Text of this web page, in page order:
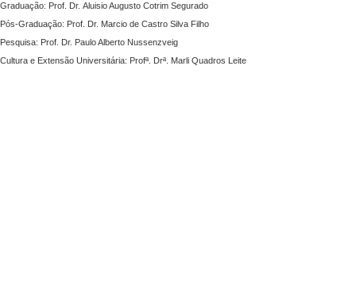
Graduação: Prof. Dr. Aluisio Augusto Cotrim Segurado
Pós-Graduação: Prof. Dr. Marcio de Castro Silva Filho
Pesquisa: Prof. Dr. Paulo Alberto Nussenzveig
Cultura e Extensão Universitária: Profª. Drª. Marli Quadros Leite